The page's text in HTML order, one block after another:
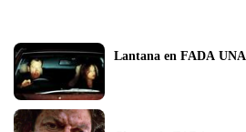
Lantana en FADA UNA